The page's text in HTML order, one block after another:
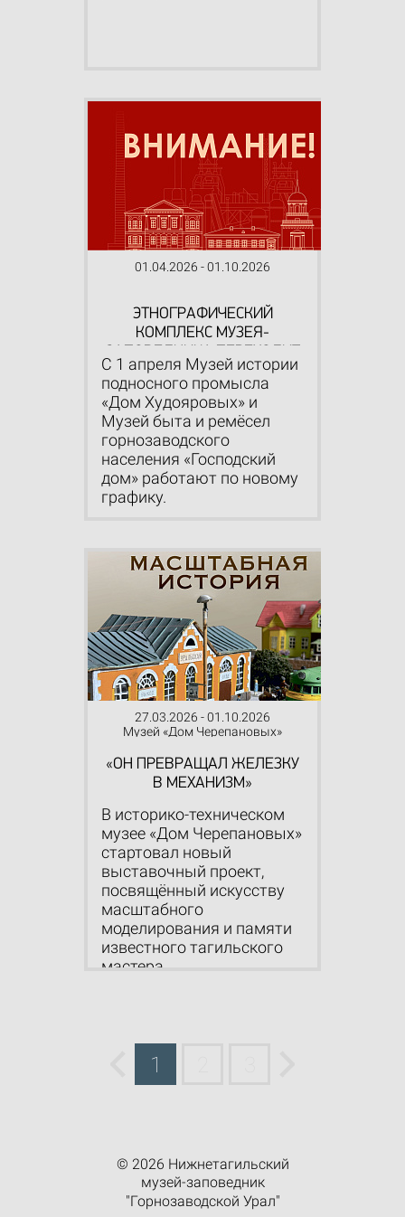
01.04.2026 - 01.10.2026
ЭТНОГРАФИЧЕСКИЙ
КОМПЛЕКС МУЗЕЯ-
НА ЛЕТНИЙ РЕЖИМ РАБОТЫ
С 1 апреля Музей истории
подносного промысла
«Дом Худояровых» и
Музей быта и ремёсел
горнозаводского
населения «Господский
дом» работают по новому
графику.
27.03.2026 - 01.10.2026
Музей «Дом Черепановых»
«ОН ПРЕВРАЩАЛ ЖЕЛЕЗКУ
В МЕХАНИЗМ»
В историко-техническом
музее «Дом Черепановых»
стартовал новый
выставочный проект,
посвящённый искусству
масштабного
моделирования и памяти
известного тагильского
мастера...
1
© 2026 Нижнетагильский
музей-заповедник
"Горнозаводской Урал"